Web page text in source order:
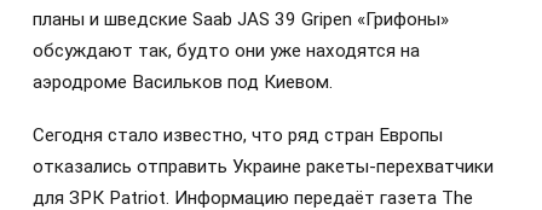
планы и шведские Saab JAS 39 Gripen «Грифоны»
обсуждают так, будто они уже находятся на
аэродроме Васильков под Киевом.
Сегодня стало известно, что ряд стран Европы
отказались отправить Украине ракеты-перехватчики
для ЗРК Patriot. Информацию передаёт газета The